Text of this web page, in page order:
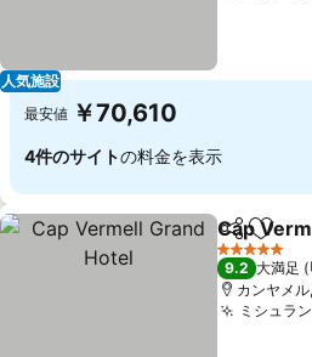
人気施設
最安値 ￥70,610
4件のサイトの料金を表示
シェアお気
Cap
5 ホテルのラ
9.2 大満足
カンヤメ
ミシュラ